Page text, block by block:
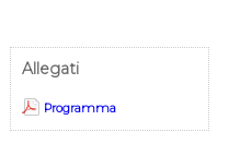
Allegati
Programma